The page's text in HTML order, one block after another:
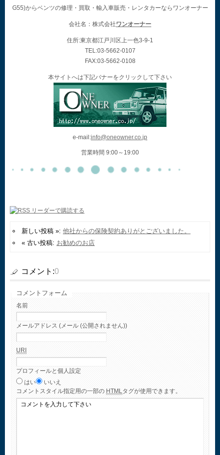
G55)からベンツの修理・買取・輸入車販売・レンタカーならワンオーナー
会社名：株式会社ワンオーナー
住所:東京都江戸川区上一色3-9-1
TEL:03-5662-0107
FAX:03-5662-0108
本サイトへは下記バナーをクリックして下さい
e-mail:info@oneowner.co.jp
営業時間 9:00～19:00
新しい投稿 »: 他社からの保険契約ありがとございました。
« 古い投稿: お勧めのお店
コメント:0
コメントフォーム
名前
メールアドレス (メール (公開されません))
URI
プロフィールと個人設定
はい
いいえ
コメント スタイル指定用の一部の HTMLタグが使用できます。